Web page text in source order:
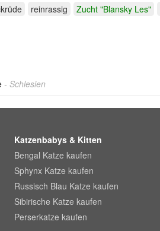
reinrassig Zucht "Blansky Les"
- Schlesien
Katzenbabys & Kitten
Bengal Katze kaufen
Sphynx Katze kaufen
Russisch Blau Katze kaufen
Sibirische Katze kaufen
Perserkatze kaufen